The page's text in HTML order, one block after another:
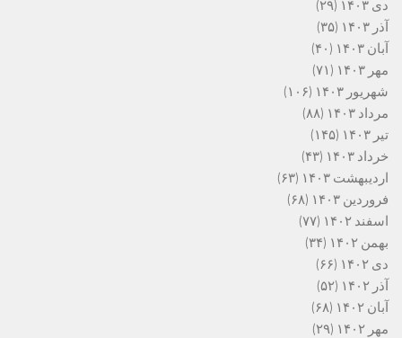
دی ۱۴۰۳
(۲۹)
آذر ۱۴۰۳
(۳۵)
آبان ۱۴۰۳
(۴۰)
مهر ۱۴۰۳
(۷۱)
شهریور ۱۴۰۳
(۱۰۶)
مرداد ۱۴۰۳
(۸۸)
تیر ۱۴۰۳
(۱۴۵)
خرداد ۱۴۰۳
(۴۳)
اردیبهشت ۱۴۰۳
(۶۳)
فروردین ۱۴۰۳
(۶۸)
اسفند ۱۴۰۲
(۷۷)
بهمن ۱۴۰۲
(۳۴)
دی ۱۴۰۲
(۶۶)
آذر ۱۴۰۲
(۵۲)
آبان ۱۴۰۲
(۶۸)
مهر ۱۴۰۲
(۲۹)